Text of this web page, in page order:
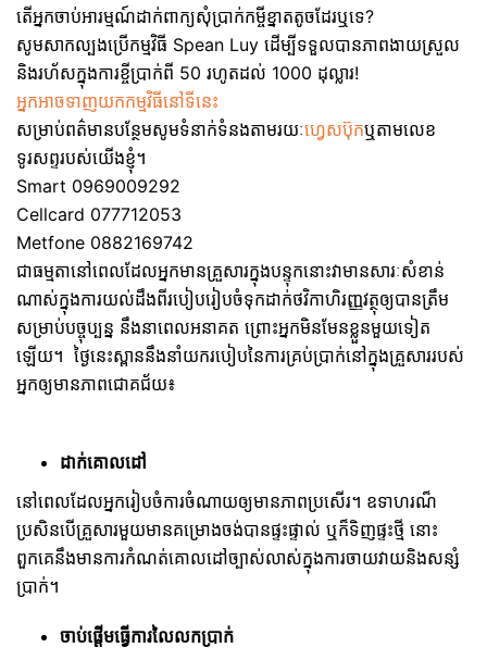
តើអ្នកចាប់អារម្មណ៍ដាក់ពាក្យសុំប្រាក់កម្ចីខ្នាតតូចដែរឬទេ?
សូមសាកល្បងប្រើកម្មវិធី Spean Luy ដើម្បីទទួលបានភាពងាយស្រួល
និងរហ័សក្នុងការខ្ចីប្រាក់ពី 50 រហូតដល់ 1000 ដុល្លារ!
អ្នកអាចទាញយកកម្មវិធីនៅទីនេះ
សម្រាប់ពត៌មានបន្ថែមសូមទំនាក់ទំនងតាមរយៈហ្វេសប៊ុកឬតាមលេខ
ទូរសព្ទរបស់យើងខ្ញុំ។
Smart 0969009292
Cellcard 077712053
Metfone 0882169742
ជាធម្មតានៅពេលដែលអ្នកមានគ្រួសារក្នុងបន្ទុកនោះវាមានសារៈសំខាន់
ណាស់ក្នុងការយល់ដឹងពីរបៀបរៀបចំទុកដាក់ថវិកាហិរញ្ញវត្ថុឲ្យបានត្រឹម
សម្រាប់បច្ចុប្បន្ន នឹងនាពេលអនាគត ព្រោះអ្នកមិនមែនខ្លួនមួយទៀត
ឡើយ។ ថ្ងៃនេះស្ពាននឹងនាំយករបៀបនៃការគ្រប់ប្រាក់នៅក្នុងគ្រួសាររបស់
អ្នកឲ្យមានភាពជោគជ័យ៖
ដាក់គោលដៅ
នៅពេលដែលអ្នករៀបចំការចំណាយឲ្យមានភាពប្រសើរ។ ឧទាហរណ៏
ប្រសិនបើគ្រួសារមួយមានគម្រោងចង់បានផ្ទះផ្ទាល់ ឬក៏ទិញផ្ទះថ្មី នោះ
ពួកគេនឹងមានការកំណត់គោលដៅច្បាស់លាស់ក្នុងការចាយវាយនិងសន្សំ
ប្រាក់។
ចាប់ផ្ដើមធ្វើការលៃលកប្រាក់